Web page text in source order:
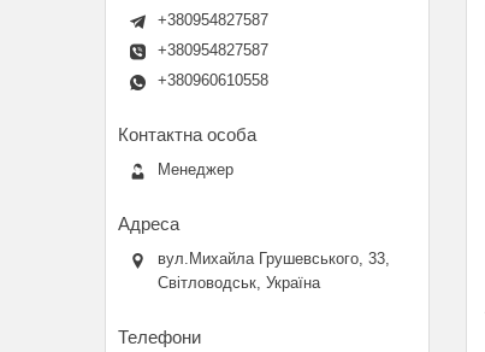
+380954827587
+380954827587
+380960610558
Менеджер
вул.Михайла Грушевського, 33,
Світловодськ, Україна